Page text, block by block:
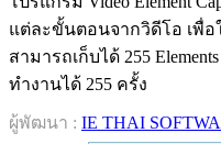
แต่ละขั้นตอนจากวิดีโอ เพื่อ
สามารถเก็บได้ 255
ทำงานได้ 255 ครั้ง
ผู้พัฒนา : IE THAI